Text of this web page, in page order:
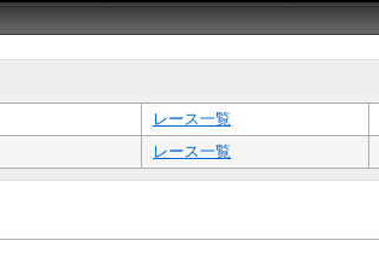
レース一覧
レース一覧